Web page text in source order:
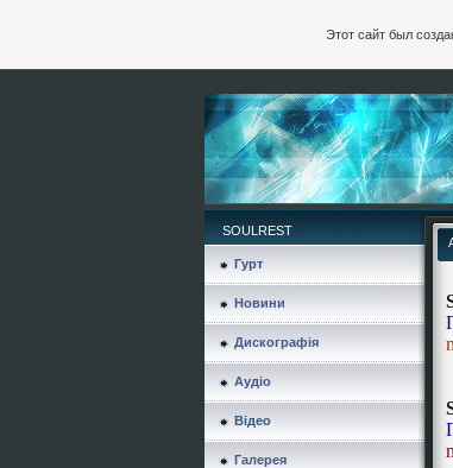
SOULREST
Гурт
Новини
Дискографія
Аудіо
Відео
Галерея
Этот сайт был